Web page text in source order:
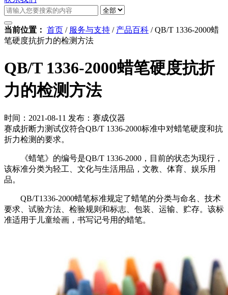
当前位置： 首页 / 服务与支持 / 产品百科 /QB/T 1336-2000蜡
笔硬度抗折力的检测方法
QB/T 1336-2000蜡笔硬度抗折
力的检测方法
时间：2021-08-11 发布：赛成仪器
赛成折断力测试仪符合QB/T 1336-2000标准中对蜡笔硬度和抗
折力检测的要求。
《蜡笔》的编号是QB/T 1336-2000，目前的状态为现行，
该标准分类为轻工、文化与生活用品，文教、体育、娱乐用
品。
QB/T1336-2000蜡笔标准规定了蜡笔的分类与命名、技术
要求、试验方法、检验规则和标志、包装、运输、贮存。该标
准适用于儿童绘画，书写记号用的蜡笔。